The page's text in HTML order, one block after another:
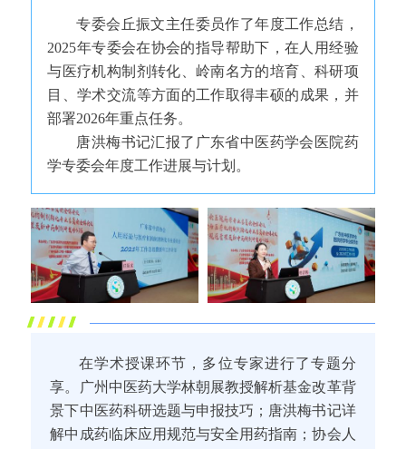
专委会丘振文主任委员作了年度工作总结，
2025年专委会在协会的指导帮助下，在人用经验
与医疗机构制剂转化、岭南名方的培育、科研项
目、学术交流等方面的工作取得丰硕的成果，并
部署2026年重点任务。
唐洪梅书记汇报了广东省中医药学会医院药
学专委会年度工作进展与计划。
在学术授课环节，多位专家进行了专题分
享。广州中医药大学林朝展教授解析基金改革背
景下中医药科研选题与申报技巧；唐洪梅书记详
解中成药临床应用规范与安全用药指南；协会人